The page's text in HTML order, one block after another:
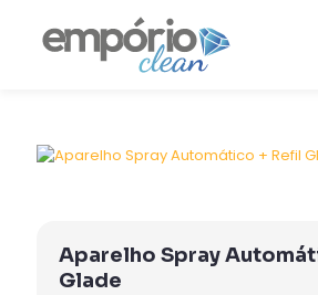
Aparelho Spray
Glade